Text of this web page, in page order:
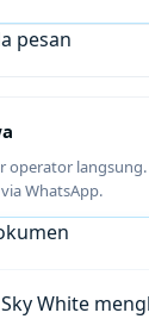
pesan
operator
WhatsApp.
White